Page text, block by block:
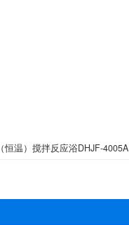
恒温）搅拌反应浴DHJF-4005A